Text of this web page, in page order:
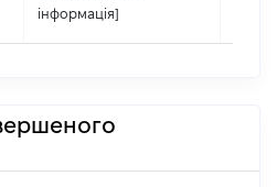
інформація]